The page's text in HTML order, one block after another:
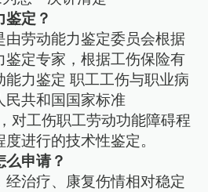
鉴定？
由劳动能力鉴定委员会根据
鉴定专家，根据工伤保险有
能力鉴定 职工工伤与职业病
民共和国国家标准
对工伤职工劳动功能障碍程
进行的技术性鉴定。
么申请？
经治疗、康复伤情相对稳定